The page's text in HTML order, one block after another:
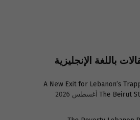
باللغة الإنجليزية
A New Exit for Lebanon’s
The Beirut